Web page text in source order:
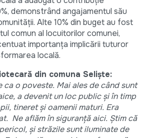
demonstrând angajamentul său
Alte 10% din buget au fost
comun al locuitorilor comunei,
importanța implicării tuturor
locală.
din comuna Seliște:
ca o poveste. Mai ales de când sunt
a devenit un loc public și în timp
tineret și oamenii maturi. Era
Ne aflăm în siguranță aici. Știm că
și străzile sunt iluminate de